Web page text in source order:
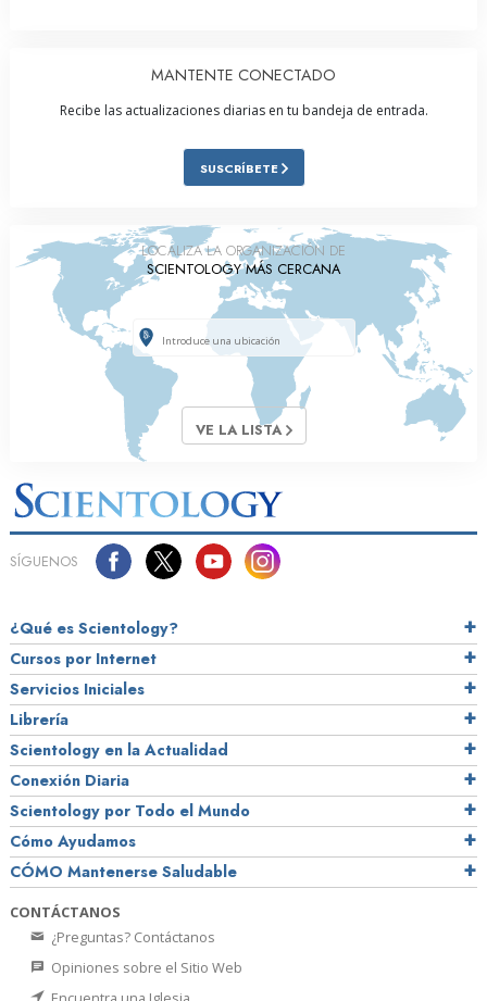
MANTENTE CONECTADO
Recibe las actualizaciones diarias en tu bandeja de entrada.
SUSCRÍBETE
LOCALIZA LA ORGANIZACIÓN DE
SCIENTOLOGY MÁS CERCANA
VE LA LISTA
SÍGUENOS
¿Qué es Scientology?
Cursos por Internet
Servicios Iniciales
Librería
Scientology en la Actualidad
Conexión Diaria
Scientology por Todo el Mundo
Cómo Ayudamos
CÓMO Mantenerse Saludable
CONTÁCTANOS
¿Preguntas? Contáctanos
Opiniones sobre el Sitio Web